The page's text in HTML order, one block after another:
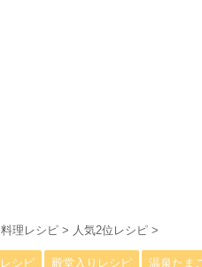
料理レシピ > 人気2位レシピ >
シピ 殿堂入りレシピ 温泉たま